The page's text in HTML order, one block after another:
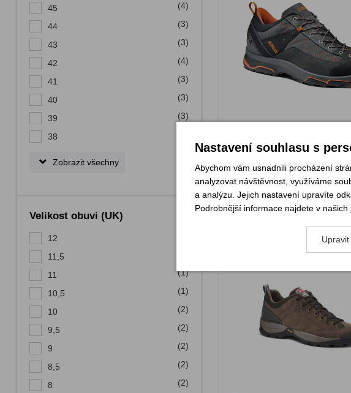
45 (4)
44 (3)
43 (3)
42 (4)
41 (3)
40 (3)
39 (3)
38
Zobrazit všechny
Velikost obuvi (UK)
12
11,5
11 (1)
10,5 (1)
10 (2)
9,5 (2)
9 (2)
8,5 (2)
8 (2)
Olang Montana 84
Nastavení souhlasu s
Abychom vám usnadnili procházení
analyzovat návštěvnost, využíváme
a analýzu. Jejich nastavení upravíte
Podrobnější informace najdete v našich